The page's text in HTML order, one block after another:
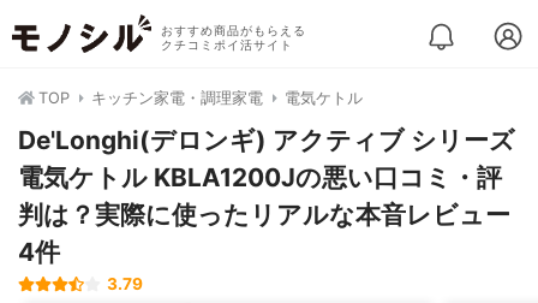
おすすめ商品がもらえる
クチコミポイ活サイト
TOP キッチン家電・調理家電 電気ケトル
De'Longhi(デロンギ) アクティブ シリーズ
電気ケトル KBLA1200Jの悪い口コミ・評
判は？実際に使ったリアルな本音レビュー
4件
3.79